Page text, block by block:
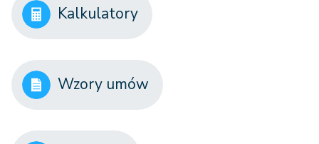
Kalkulatory
Wzory umów